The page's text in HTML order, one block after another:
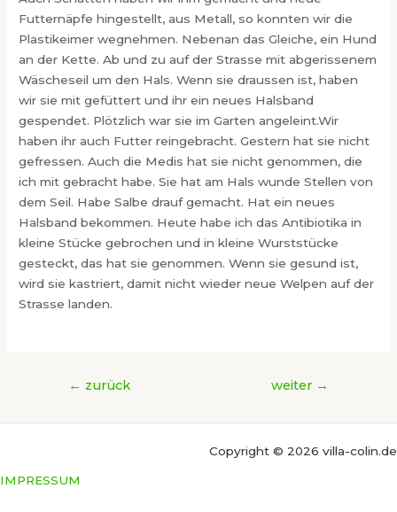
Futternäpfe hingestellt, aus Metall, so konnten wir die
Plastikeimer wegnehmen. Nebenan das Gleiche, ein Hund
an der Kette. Ab und zu auf der Strasse mit abgerissenem
Wäscheseil um den Hals. Wenn sie draussen ist, haben
wir sie mit gefüttert und ihr ein neues Halsband
gespendet. Plötzlich war sie im Garten angeleint.Wir
haben ihr auch Futter reingebracht. Gestern hat sie nicht
gefressen. Auch die Medis hat sie nicht genommen, die
ich mit gebracht habe. Sie hat am Hals wunde Stellen von
dem Seil. Habe Salbe drauf gemacht. Hat ein neues
Halsband bekommen. Heute habe ich das Antibiotika in
kleine Stücke gebrochen und in kleine Wurststücke
gesteckt, das hat sie genommen. Wenn sie gesund ist,
wird sie kastriert, damit nicht wieder neue Welpen auf der
Strasse landen.
Beitragsnavigation
← zurück weiter →
Copyright © 2026 villa-colin.de
IMPRESSUM